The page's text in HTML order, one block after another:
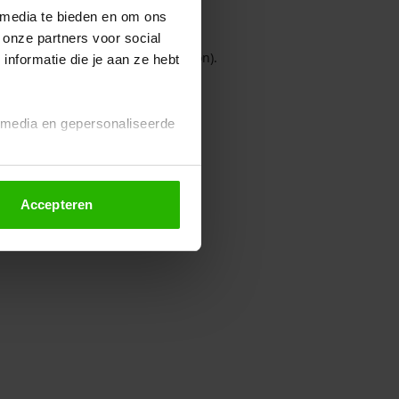
te bieden en om ons
partners voor social
die je aan ze hebt
en gepersonaliseerde
altijd wijzigen of
Accepteren
console for more information).